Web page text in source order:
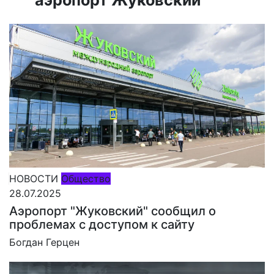
НОВОСТИ Общество
28.07.2025
Аэропорт "Жуковский" сообщил о
проблемах с доступом к сайту
Богдан Герцен